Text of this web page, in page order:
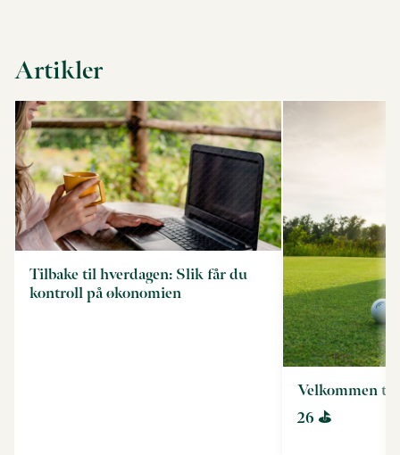
Artikler
Tilbake til hverdagen: Slik får du
kontroll på økonomien
Velkommen til
26 ⛳